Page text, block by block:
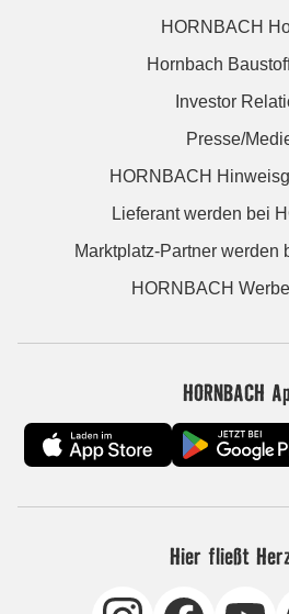
HORNBACH
Hornbach
Investor
Presse/
HORNBACH
Lieferant werden bei
Marktplatz-Partner werden
HORNBACH
HORNBACH
Hier fließt